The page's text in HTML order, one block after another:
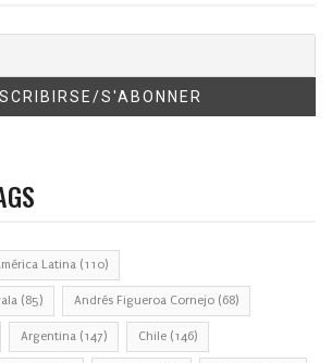
Latina (110)
(85) Andrés Figueroa Cornejo (68)
Argentina (147) Chile (146)